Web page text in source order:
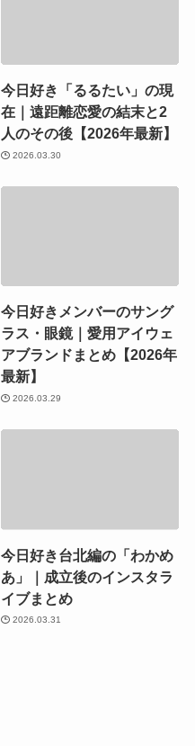
今日好き「るるたい」の現
在｜遠距離恋愛の結末と2
人のその後【2026年最新】
2026.03.30
今日好きメンバーのサング
ラス・眼鏡｜愛用アイウェ
アブランドまとめ【2026年
最新】
2026.03.29
今日好き台北編の「わかめ
あ」｜成立後のインスタラ
イブまとめ
2026.03.31